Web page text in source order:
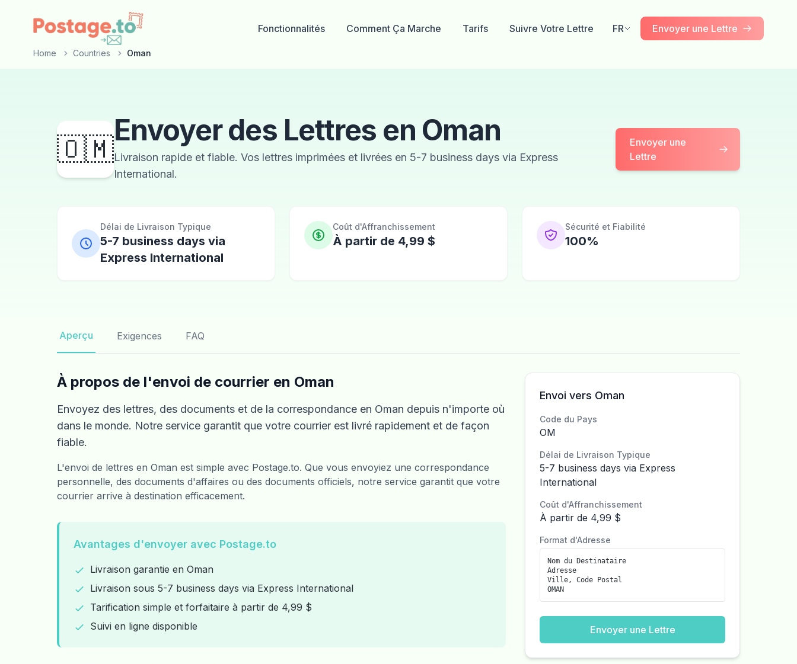
Fonctionnalités
Comment Ça Marche Tarifs Suivre Votre Lettre FR Envoyer une Lettre
Home Countries Oman
🇴🇲
Envoyer des Lettres en Oman
Livraison rapide et fiable. Vos lettres imprimées et livrées en 5-7 business days via Express
International.
Envoyer une
Lettre
Délai de Livraison Typique
5-7 business days via
Express International
Coût d'Affranchissement
À partir de 4,99 $
Sécurité et Fiabilité
100%
Aperçu Exigences FAQ
À propos de l'envoi de courrier en Oman
Envoyez des lettres, des documents et de la correspondance en Oman depuis n'importe où
dans le monde. Notre service garantit que votre courrier est livré rapidement et de façon
fiable.
L'envoi de lettres en Oman est simple avec Postage.to. Que vous envoyiez une correspondance
personnelle, des documents d'affaires ou des documents officiels, notre service garantit que votre
courrier arrive à destination efficacement.
Avantages d'envoyer avec Postage.to
Livraison garantie en Oman
Livraison sous 5-7 business days via Express International
Tarification simple et forfaitaire à partir de 4,99 $
Suivi en ligne disponible
Envoi vers Oman
Code du Pays
OM
Délai de Livraison Typique
5-7 business days via Express
International
Coût d'Affranchissement
À partir de 4,99 $
Format d'Adresse
Nom du Destinataire
Adresse
Ville, Code Postal
OMAN
Envoyer une Lettre